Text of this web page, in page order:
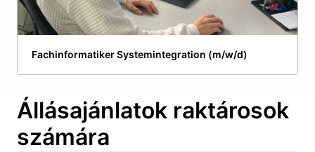
Fachinformatiker Systemintegration (m/w/d)
Állásajánlatok raktárosok
számára